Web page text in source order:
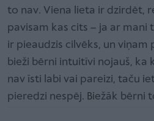
to nav. Viena lieta ir dzirdēt,
pavisam kas cits – ja ar mani
ir pieaudzis cilvēks, un viņam
bieži bērni intuitīvi nojauš, ka
nav īsti labi vai pareizi, taču
pieredzi nespēj. Biežāk bērni